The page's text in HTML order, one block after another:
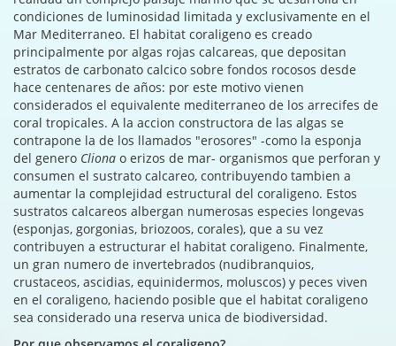
condiciones de luminosidad limitada y exclusivamente en el
Mar Mediterraneo. El habitat coraligeno es creado
principalmente por algas rojas calcareas, que depositan
estratos de carbonato calcico sobre fondos rocosos desde
hace centenares de años: por este motivo vienen
considerados el equivalente mediterraneo de los arrecifes de
coral tropicales. A la accion constructora de las algas se
contrapone la de los llamados "erosores" -como la esponja
del genero Cliona o erizos de mar- organismos que perforan y
consumen el sustrato calcareo, contribuyendo tambien a
aumentar la complejidad estructural del coraligeno. Estos
sustratos calcareos albergan numerosas especies longevas
(esponjas, gorgonias, briozoos, corales), que a su vez
contribuyen a estructurar el habitat coraligeno. Finalmente,
un gran numero de invertebrados (nudibranquios,
crustaceos, ascidias, equinidermos, moluscos) y peces viven
en el coraligeno, haciendo posible que el habitat coraligeno
sea considerado una reserva unica de biodiversidad.